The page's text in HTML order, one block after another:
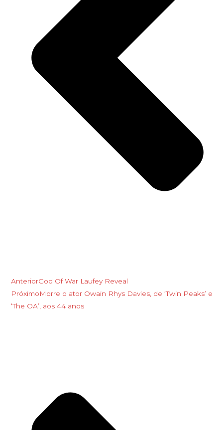
AnteriorGod Of War Laufey Reveal
PróximoMorre o ator Owain Rhys Davies, de ‘Twin Peaks’ e
‘The OA’, aos 44 anos